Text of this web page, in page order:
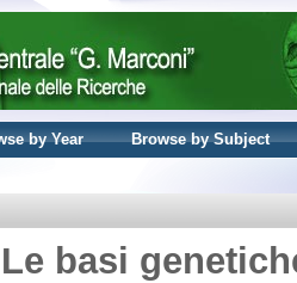
by Year
Browse by Subject
Le basi